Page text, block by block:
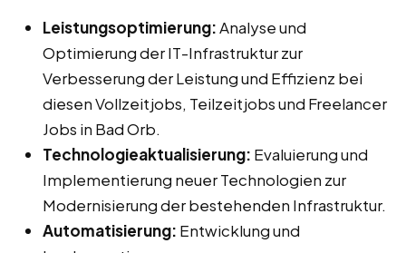
Leistungsoptimierung:Analyse und
Optimierung der IT-Infrastruktur zur
Verbesserung der Leistung und Effizienz bei
diesen Vollzeitjobs, Teilzeitjobs und Freelancer
Jobs in Bad Orb.
Technologieaktualisierung: Evaluierung und
Implementierung neuer Technologien zur
Modernisierung der bestehenden Infrastruktur.
Automatisierung: Entwicklung und